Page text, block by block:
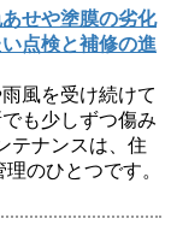
せや塗膜の劣化
点検と補修の進
風を受け続けて
も少しずつ傷み
テナンスは、住
のひとつです。